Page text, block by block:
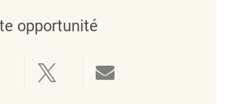
opportunité